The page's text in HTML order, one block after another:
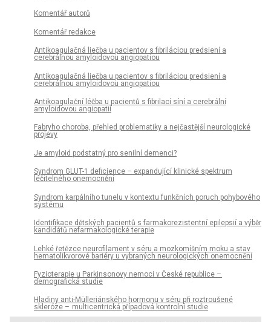
Komentář autorů
Komentář redakce
Antikoagulačná liečba u pacientov s fibriláciou predsiení a
cerebrálnou amyloidovou angiopatiou
Antikoagulačná liečba u pacientov s fibriláciou predsiení a
cerebrálnou amyloidovou angiopatiou
Antikoagulační léčba u pacientů s fibrilací síní a cerebrální
amyloidovou angiopatií
Fabryho choroba, přehled problematiky a nejčastější neurologické
projevy
Je amyloid podstatný pro senilní demenci?
Syndrom GLUT-1 deficience – expandující klinické spektrum
léčitelného onemocnění
Syndrom karpálního tunelu v kontextu funkčních poruch pohybového
systému
Identifikace dětských pa­cientů s farmakorezistentní epilepsií a výběr
kandidátů nefarmakologické terapie
Lehké řetězce neurofilament v séru a mozkomíšním moku a stav
hematolikvorové bariéry u vybraných neurologických onemocnění
Fyzioterapie u Parkinsonovy nemoci v České republice –
demografická studie
Hladiny anti-Mül­leriánského hormonu v séru při roztroušené
skleróze – multicentrická případová kontrolní studie